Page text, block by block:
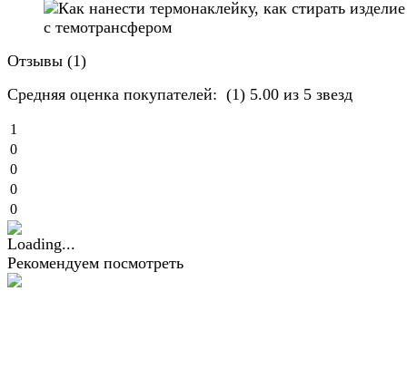
Отзывы (1)
Средняя оценка покупателей: (1) 5.00 из 5 звезд
1
0
0
0
0
Рекомендуем посмотреть